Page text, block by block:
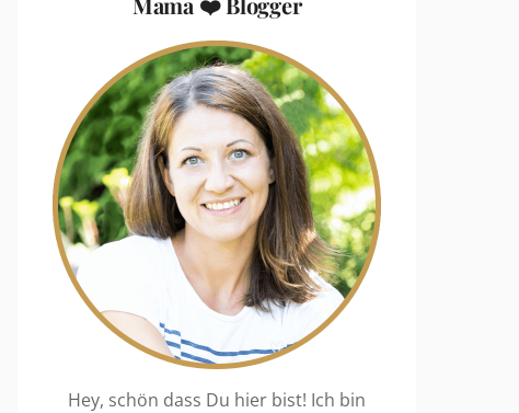
Hey, schön dass Du hier bist! Ich bin